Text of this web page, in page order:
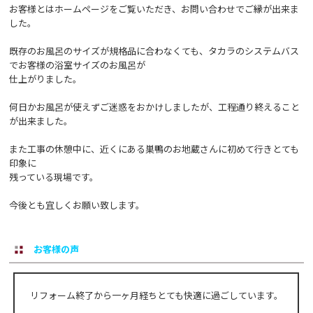
お客様とはホームページをご覧いただき、お問い合わせでご縁が出来ま
した。
既存のお風呂のサイズが規格品に合わなくても、タカラのシステムバス
でお客様の浴室サイズのお風呂が
仕上がりました。
何日かお風呂が使えずご迷惑をおかけしましたが、工程通り終えること
が出来ました。
また工事の休憩中に、近くにある巣鴨のお地蔵さんに初めて行きとても
印象に
残っている現場です。
今後とも宜しくお願い致します。
お客様の声
リフォーム終了から一ヶ月経ちとても快適に過ごしています。